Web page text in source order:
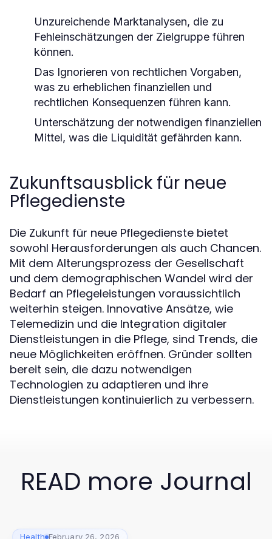
Unzureichende Marktanalysen, die zu
Fehleinschätzungen der Zielgruppe führen
können.
Das Ignorieren von rechtlichen Vorgaben,
was zu erheblichen finanziellen und
rechtlichen Konsequenzen führen kann.
Unterschätzung der notwendigen finanziellen
Mittel, was die Liquidität gefährden kann.
Zukunftsausblick für neue
Pflegedienste
Die Zukunft für neue Pflegedienste bietet
sowohl Herausforderungen als auch Chancen.
Mit dem Alterungsprozess der Gesellschaft
und dem demographischen Wandel wird der
Bedarf an Pflegeleistungen voraussichtlich
weiterhin steigen. Innovative Ansätze, wie
Telemedizin und die Integration digitaler
Dienstleistungen in die Pflege, sind Trends, die
neue Möglichkeiten eröffnen. Gründer sollten
bereit sein, die dazu notwendigen
Technologien zu adaptieren und ihre
Dienstleistungen kontinuierlich zu verbessern.
READ more Journal
Health February 26, 2026